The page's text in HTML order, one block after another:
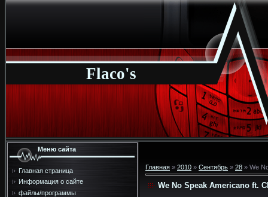
Flaco's
Меню сайта
Главная страница
Информация о сайте
файлы/программы
Главная » 2010 » Сентябрь » 28 » We
We No Speak Americano ft.